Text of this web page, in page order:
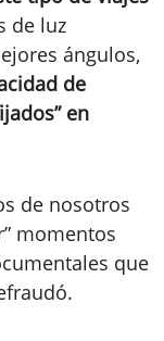
de luz
ángulos,
de
en
de nosotros
momentos
que